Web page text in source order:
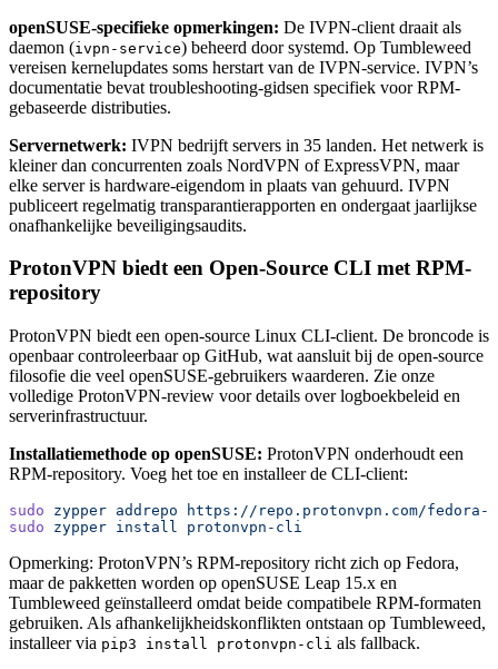
openSUSE-specifieke opmerkingen: De IVPN-client draait als
daemon (ivpn-service) beheerd door systemd. Op Tumbleweed
vereisen kernelupdates soms herstart van de IVPN-service. IVPN’s
documentatie bevat troubleshooting-gidsen specifiek voor RPM-
gebaseerde distributies.
Servernetwerk: IVPN bedrijft servers in 35 landen. Het netwerk is
kleiner dan concurrenten zoals NordVPN of ExpressVPN, maar
elke server is hardware-eigendom in plaats van gehuurd. IVPN
publiceert regelmatig transparantierapporten en ondergaat jaarlijkse
onafhankelijke beveiligingsaudits.
ProtonVPN biedt een Open-Source CLI met RPM-
repository
ProtonVPN biedt een open-source Linux CLI-client. De broncode is
openbaar controleerbaar op GitHub, wat aansluit bij de open-source
filosofie die veel openSUSE-gebruikers waarderen. Zie onze
volledige ProtonVPN-review voor details over logboekbeleid en
serverinfrastructuur.
Installatiemethode op openSUSE: ProtonVPN onderhoudt een
RPM-repository. Voeg het toe en installeer de CLI-client:
sudo zypper addrepo https://repo.protonvpn.com/fedora-
sudo zypper install protonvpn-cli
Opmerking: ProtonVPN’s RPM-repository richt zich op Fedora,
maar de pakketten worden op openSUSE Leap 15.x en
Tumbleweed geïnstalleerd omdat beide compatibele RPM-formaten
gebruiken. Als afhankelijkheidskonflikten ontstaan op Tumbleweed,
installeer via pip3 install protonvpn-cli als fallback.